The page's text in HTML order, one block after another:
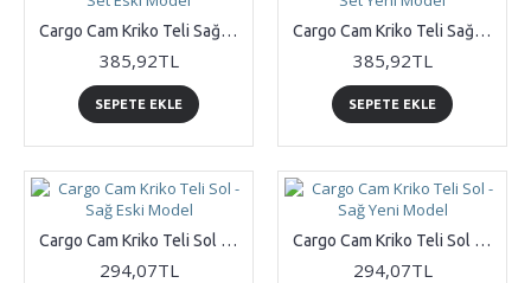
Cargo Cam Kriko Teli Sağ Set Eski Model
385,92TL
SEPETE EKLE
Cargo Cam Kriko Teli Sağ Set Yeni Model
385,92TL
SEPETE EKLE
Cargo Cam Kriko Teli Sol - Sağ Eski Model
294,07TL
Cargo Cam Kriko Teli Sol - Sağ Yeni Model
294,07TL